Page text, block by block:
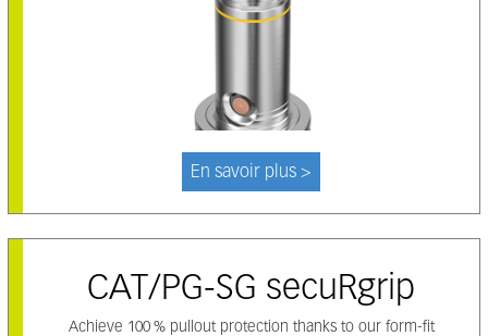
En savoir plus >
CAT/PG-SG secuRgrip
Achieve 100 % pullout protection thanks to our form-fit